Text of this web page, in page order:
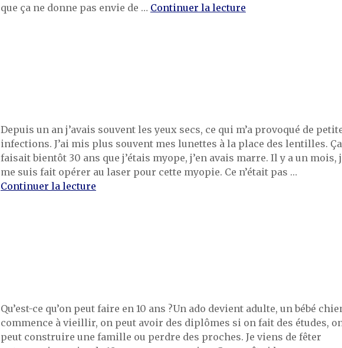
que ça ne donne pas envie de … Continuer la lecturede « Les
Depuis un an j’avais souvent les yeux secs, ce qui m’a provoqué de
infections. J’ai mis plus souvent mes lunettes à la place des lentilles. Ça
faisait bientôt 30 ans que j’étais myope, j’en avais marre. Il y a un mois,
me suis fait opérer au laser pour cette myopie. Ce n’était pas …
Continuer la lecturede « 1% »
Qu’est-ce qu’on peut faire en 10 ans ?Un ado devient adulte, un bébé
commence à vieillir, on peut avoir des diplômes si on fait des études,
peut construire une famille ou perdre des proches. Je viens de fêter